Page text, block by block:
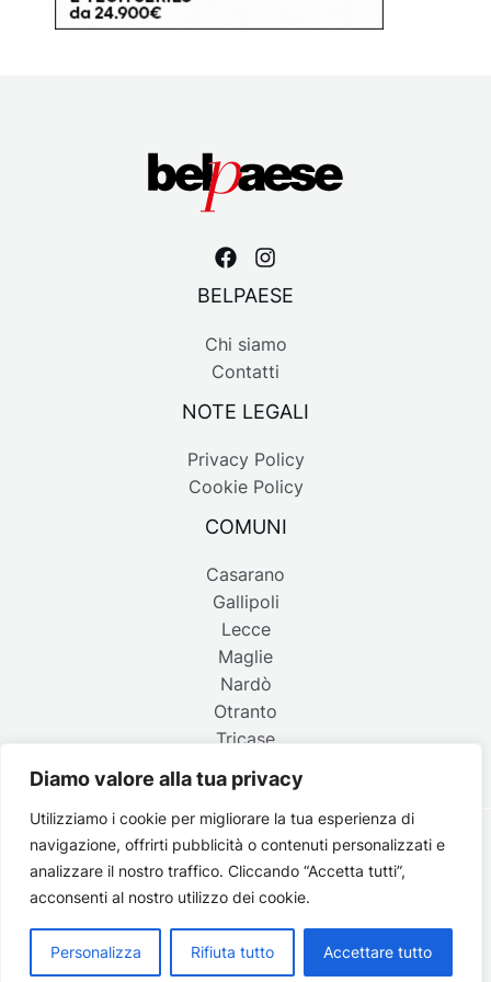
Diamo valore alla tua privacy
Utilizziamo i cookie per migliorare la tua esperienza di
navigazione, offrirti pubblicità o contenuti personalizzati e
analizzare il nostro traffico. Cliccando “Accetta tutti”,
acconsenti al nostro utilizzo dei cookie.
Personalizza Rifiuta tutto Accettare tutto
BELPAESE
Chi siamo
Contatti
NOTE LEGALI
Privacy Policy
Cookie Policy
COMUNI
Casarano
Gallipoli
Lecce
Maglie
Nardò
Otranto
Tricase
Copyright © 2026 Belpaese | Periodico d'informazione del
Salento - P.IVA 4637850753 - Testata registrata il 18 gennaio